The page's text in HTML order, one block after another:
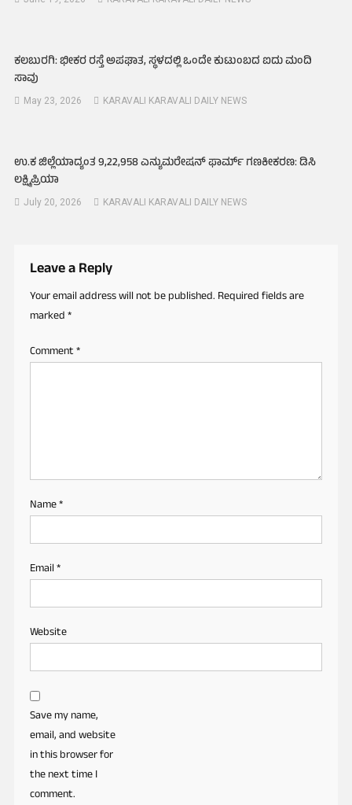
ಕಲಬುರಗಿ: ಭೀಕರ ರಸ್ತೆ ಅಪಘಾತ, ಸ್ಥಳದಲ್ಲಿ ಒಂದೇ ಕುಟುಂಬದ ಐದು ಮಂದಿ
ಸಾವು
May 23, 2026 KARAVALI KARAVALI DAILY NEWS
ಉ.ಕ ಜಿಲ್ಲೆಯಾದ್ಯಂತ 9,22,958 ಎನ್ಯುಮರೇಷನ್ ಫಾರ್ಮ್ ಗಣಕೀಕರಣ: ಡಿಸಿ
ಲಕ್ಷ್ಮಿಪ್ರಿಯಾ
July 20, 2026 KARAVALI KARAVALI DAILY NEWS
Leave a Reply
Your email address will not be published. Required fields are
marked*
Comment*
Name*
Email*
Website
Save my name,
email, and website
in this browser for
the next time I
comment.